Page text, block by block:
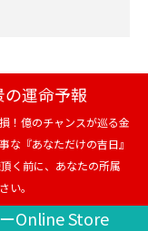
運命予報
！億のチャンスが巡る金
な『あなただけの吉日』
く前に、あなたの所属
い。
Online Store